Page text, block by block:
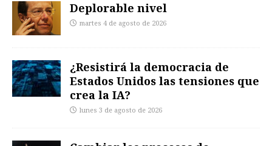
Deplorable nivel
martes 4 de agosto de 2026
¿Resistirá la democracia de
Estados Unidos las tensiones que
crea la IA?
lunes 3 de agosto de 2026